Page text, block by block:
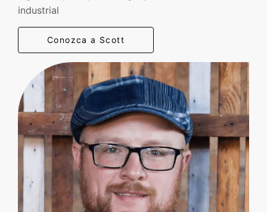
industrial
Conozca a Scott